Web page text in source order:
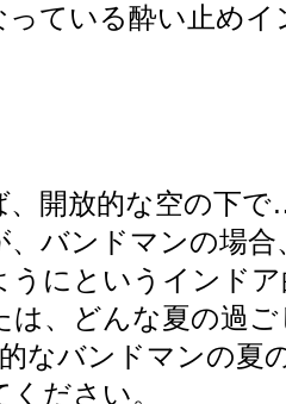
っている酔い止め
開放的な空の下で
、バンドマンの場合
うにというインド
は、どんな夏の過
なバンドマンの夏
ださい。